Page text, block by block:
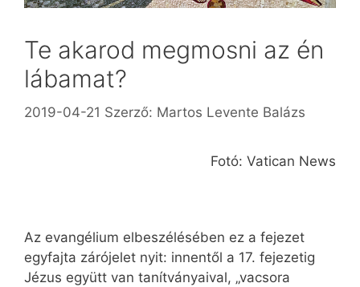
Te akarod megmosni az én
lábamat?
2019-04-21 Szerző: Martos Levente Balázs
Fotó: Vatican News
Az evangélium elbeszélésében ez a fejezet
egyfajta zárójelet nyit: innentől a 17. fejezetig
Jézus együtt van tanítványaival, „vacsora